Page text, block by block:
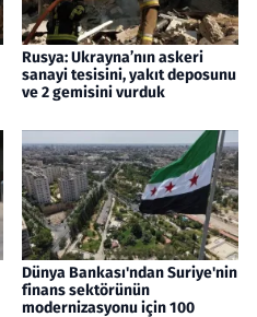
Rusya: Ukrayna’nın askeri
sanayi tesisini, yakıt deposunu
ve 2 gemisini vurduk
Dünya Bankası'ndan Suriye'nin
finans sektörünün
modernizasyonu için 100